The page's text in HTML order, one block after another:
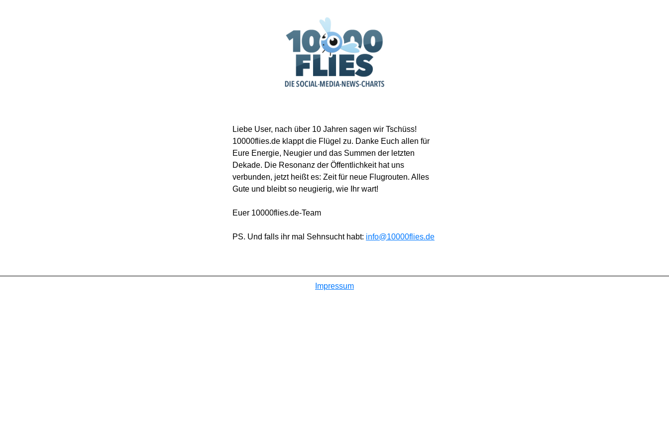
Liebe User, nach über 10 Jahren sagen wir Tschüss!
10000flies.de klappt die Flügel zu. Danke Euch allen für
Eure Energie, Neugier und das Summen der letzten
Dekade. Die Resonanz der Öffentlichkeit hat uns
verbunden, jetzt heißt es: Zeit für neue Flugrouten. Alles
Gute und bleibt so neugierig, wie Ihr wart!
Euer 10000flies.de-Team
PS. Und falls ihr mal Sehnsucht habt: info@10000flies.de
Impressum